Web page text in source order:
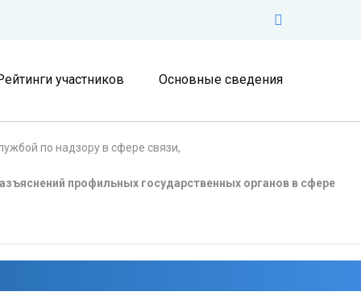
участников Основные сведения
по надзору в сфере связи,
профильных государственных органов в сфере